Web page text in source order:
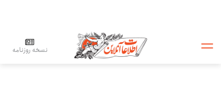
نسخه روزنامه